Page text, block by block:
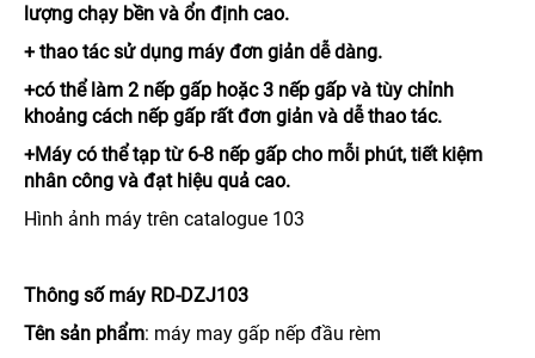
lượng chạy bền và ổn định cao.
+ thao tác sử dụng máy đơn giản dễ dàng.
+có thể làm 2 nếp gấp hoặc 3 nếp gấp và tùy chỉnh
khoảng cách nếp gấp rất đơn giản và dễ thao tác.
+Máy có thể tạp từ 6-8 nếp gấp cho mỗi phút, tiết kiệm
nhân công và đạt hiệu quả cao.
Hình ảnh máy trên catalogue 103
Thông số máy RD-DZJ103
Tên sản phẩm: máy may gấp nếp đầu rèm